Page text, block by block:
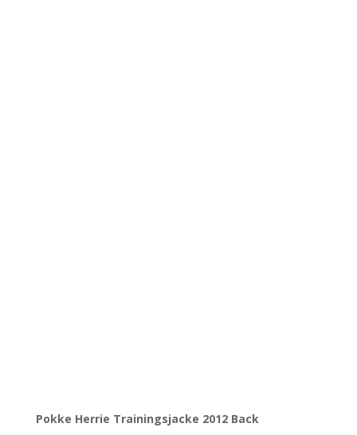
Pokke Herrie Trainingsjacke 2012 Back